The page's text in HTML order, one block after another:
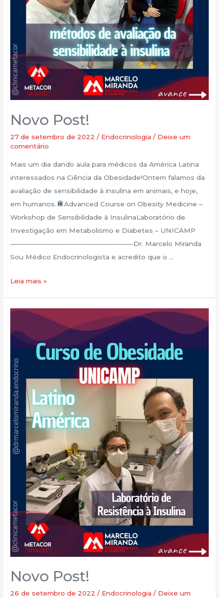
Novo Post!
27 de setembro de 2022/ Endocrinologia / Deixe um
comentário
Mais um dia dando aula para médicos da América Latina
interessados na Ciência da Obesidade!Ontem falamos da
avaliação de sensibilidade à insulina em animais, e hoje,
em humanos.
Advanced Course on Obesity Medicine –
Workshop de Sensibilidade à InsulinaLaboratório de
Investigação em Metabolismo e Diabetes – UNICAMP
——————————————————Dr. Marcelo Miranda
Sou Médico Endocrinologista e acredito que o …
Leia mais »
Novo Post!
26 de setembro de 2022/ Endocrinologia / Deixe um
Novo